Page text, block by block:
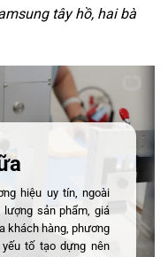
tây hồ, hai bà
hiệu uy tín, ngoài
sản phẩm, giá
khách hàng, phương
tố tạo dựng nên